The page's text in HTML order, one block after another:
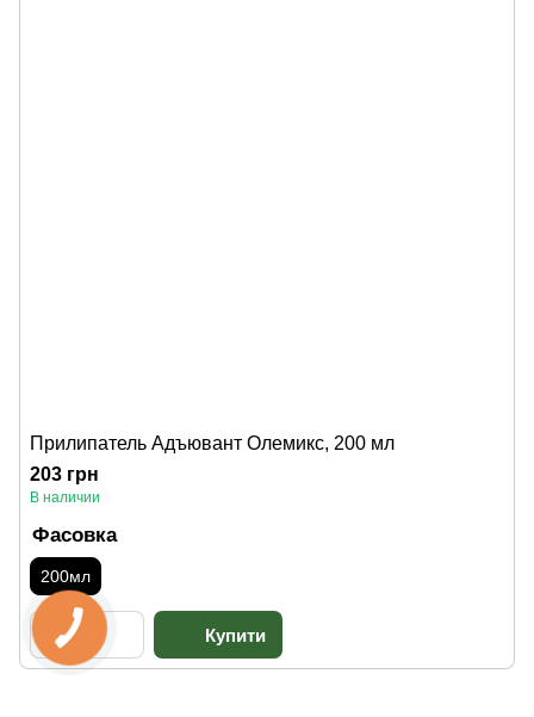
Прилипатель Адъювант Олемикс, 200 мл
203 грн
В наличии
Фасовка
200мл